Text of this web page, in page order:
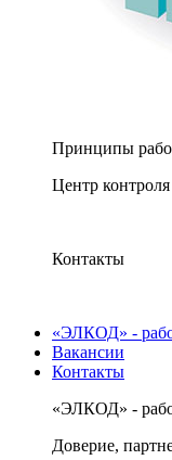
Принципы
Центр контроля
Контакты
«ЭЛКОД» -
Вакансии
Контакты
«ЭЛКОД» -
Доверие,